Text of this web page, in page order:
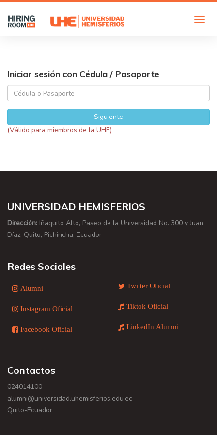
Iniciar sesión con Cédula / Pasaporte
Siguiente
(Válido para miembros de la UHE)
UNIVERSIDAD HEMISFERIOS
Dirección: Iñaquito Alto, Paseo de la Universidad No. 300 y Juan
Díaz, Quito, Pichincha, Ecuador
Redes Sociales
Alumni
Instagram Oficial
Facebook Oficial
Twitter Oficial
Tiktok Oficial
LinkedIn Alumni
Contactos
024014100
alumni@universidad.uhemisferios.edu.ec
Quito-Ecuador